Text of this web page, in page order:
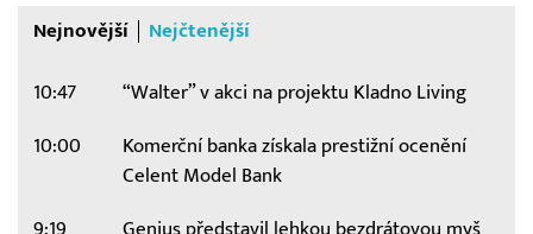
Nejnovější Nejčtenější
10:47 “Walter” v akci na projektu Kladno Living
10:00
Komerční banka získala prestižní ocenění
Celent Model Bank